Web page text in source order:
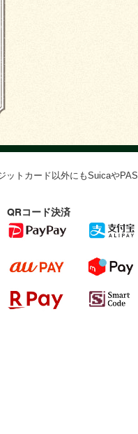
トカード以外にもSuicaや
QRコード決済